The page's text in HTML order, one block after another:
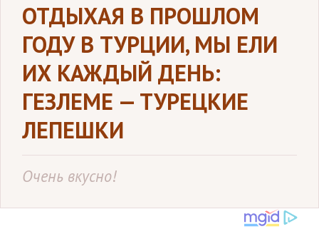
ОТДЫХАЯ В ПРОШЛОМ
ГОДУ В ТУРЦИИ, МЫ ЕЛИ
ИХ КАЖДЫЙ ДЕНЬ:
ГЕЗЛЕМЕ — ТУРЕЦКИЕ
ЛЕПЕШКИ
Очень вкусно!